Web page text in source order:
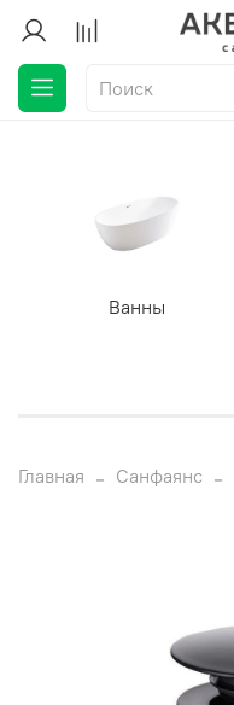
Ванны
Главная Санфаянс